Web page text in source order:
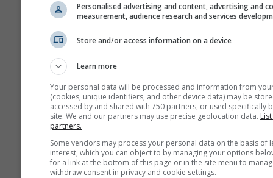
Personalised advertising and content, advertising and
measurement, audience research and services
Store and/or access information on a device
Learn more
Your personal data will be processed and information from
(cookies, unique identifiers, and other device data) may be
accessed by and shared with 750 partners, or used specifically
site. We and our partners may use precise geolocation data.
partners.
Some vendors may process your personal data on the basis of
interest, which you can object to by managing your options
for a link at the bottom of this page or in the site menu to
withdraw consent in privacy and cookie settings.